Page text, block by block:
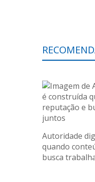
Autoridade
quando
busca